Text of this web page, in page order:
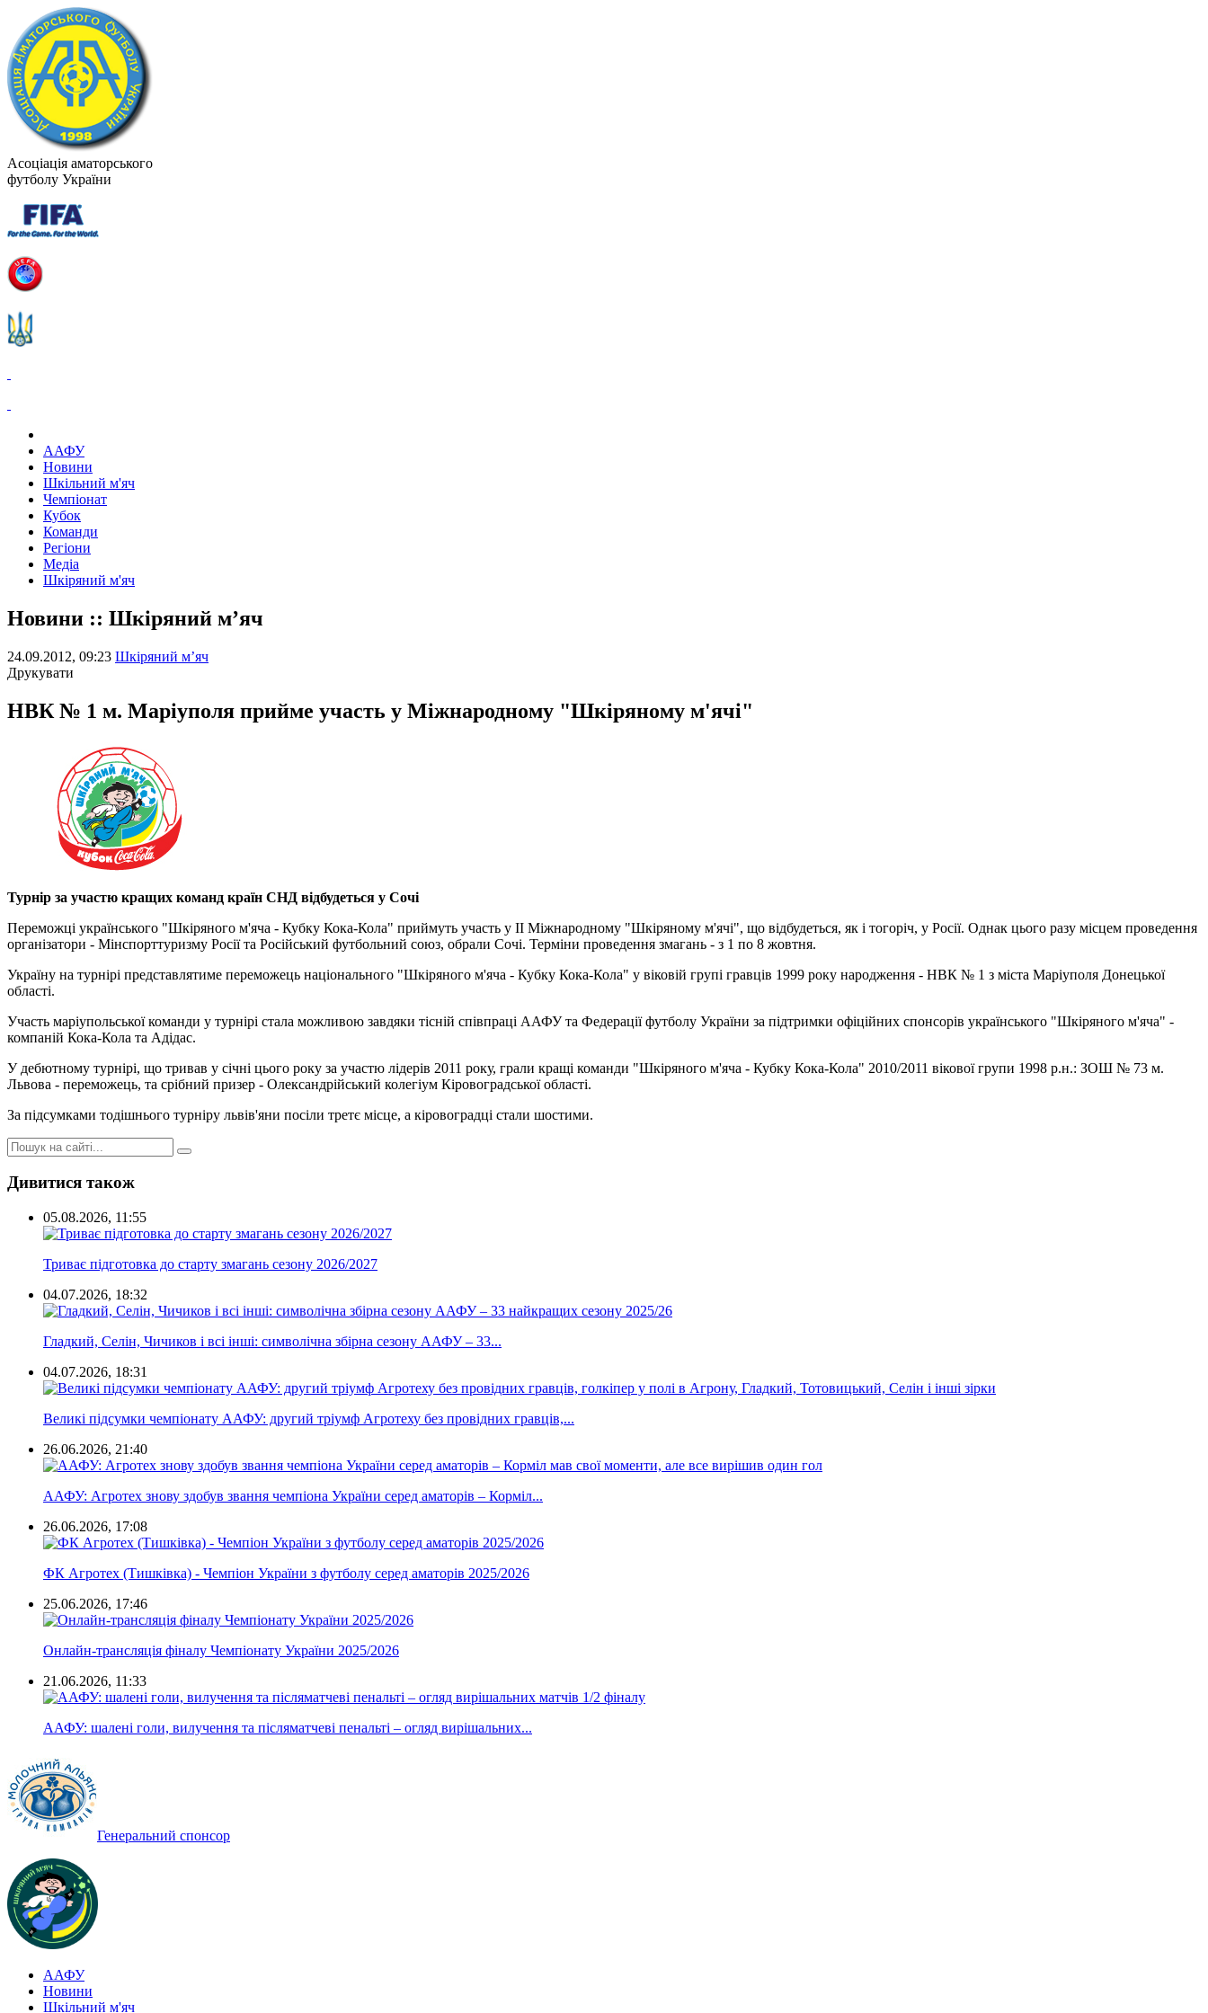
Асоціація аматорського
футболу України
ААФУ
Новини
Шкільний м'яч
Чемпіонат
Кубок
Команди
Регіони
Медіа
Шкіряний м'яч
Новини :: Шкіряний м’яч
24.09.2012, 09:23 Шкіряний м’яч
Друкувати
НВК № 1 м. Маріуполя прийме участь у Міжнародному "Шкіряному м'ячі"
Турнір за участю кращих команд країн СНД відбудеться у Сочі
Переможці українського "Шкіряного м'яча - Кубку Кока-Кола" приймуть участь у ІІ Міжнародному "Шкіряному м'ячі", що відбудеться, як і тогоріч, у Росії. Однак цього разу місцем проведення
організатори - Мінспорттуризму Росії та Російський футбольний союз, обрали Сочі. Терміни проведення змагань - з 1 по 8 жовтня.
Україну на турнірі представлятиме переможець національного "Шкіряного м'яча - Кубку Кока-Кола" у віковій групі гравців 1999 року народження - НВК № 1 з міста Маріуполя Донецької
області.
Участь маріупольської команди у турнірі стала можливою завдяки тісній співпраці ААФУ та Федерації футболу України за підтримки офіційних спонсорів українського "Шкіряного м'яча" -
компаній Кока-Кола та Адідас.
У дебютному турнірі, що тривав у січні цього року за участю лідерів 2011 року, грали кращі команди "Шкіряного м'яча - Кубку Кока-Кола" 2010/2011 вікової групи 1998 р.н.: ЗОШ № 73 м.
Львова - переможець, та срібний призер - Олександрійський колегіум Кіровоградської області.
За підсумками тодішнього турніру львів'яни посіли третє місце, а кіровоградці стали шостими.
Дивитися також
05.08.2026, 11:55
Триває підготовка до старту змагань сезону 2026/2027
04.07.2026, 18:32
Гладкий, Селін, Чичиков і всі інші: символічна збірна сезону ААФУ – 33...
04.07.2026, 18:31
Великі підсумки чемпіонату ААФУ: другий тріумф Агротеху без провідних гравців,...
26.06.2026, 21:40
ААФУ: Агротех знову здобув звання чемпіона України серед аматорів – Корміл...
26.06.2026, 17:08
ФК Агротех (Тишківка) - Чемпіон України з футболу серед аматорів 2025/2026
25.06.2026, 17:46
Онлайн-трансляція фіналу Чемпіонату України 2025/2026
21.06.2026, 11:33
ААФУ: шалені голи, вилучення та післяматчеві пенальті – огляд вирішальних...
Генеральний спонсор
ААФУ
Новини
Шкільний м'яч